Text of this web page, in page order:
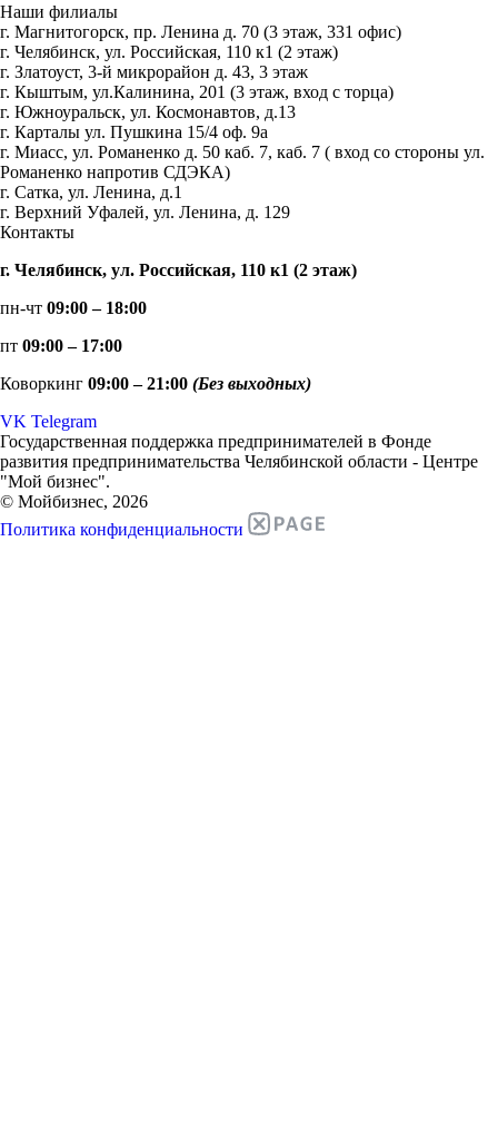
Наши филиалы
г. Магнитогорск, пр. Ленина д. 70 (3 этаж, 331 офис)
г. Челябинск, ул. Российская, 110 к1 (2 этаж)
г. Златоуст, 3-й микрорайон д. 43, 3 этаж
г. Кыштым, ул.Калинина, 201 (3 этаж, вход с торца)
г. Южноуральск, ул. Космонавтов, д.13
г. Карталы ул. Пушкина 15/4 оф. 9а
г. Миасс, ул. Романенко д. 50 каб. 7, каб. 7 ( вход со стороны ул.
Романенко напротив СДЭКА)
г. Сатка, ул. Ленина, д.1
г. Верхний Уфалей, ул. Ленина, д. 129
Контакты
г. Челябинск, ул. Российская, 110 к1 (2 этаж)
пн-чт 09:00 – 18:00
пт 09:00 – 17:00
Коворкинг 09:00 – 21:00 (Без выходных)
VK Telegram
Государственная поддержка предпринимателей в Фонде
развития предпринимательства Челябинской области - Центре
"Мой бизнес".
© Мойбизнес, 2026
Политика конфиденциальности